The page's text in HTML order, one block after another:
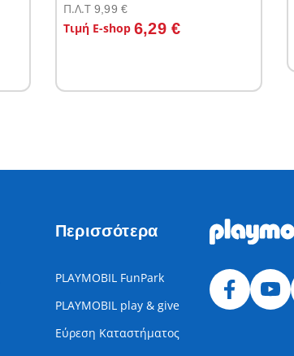
Π.Λ.T 9,99 €
Τιμή E-shop 6,29 €
Στο καλάθι
Περισσότερα
PLAYMOBIL FunPark
PLAYMOBIL play & give
Εύρεση Καταστήματος